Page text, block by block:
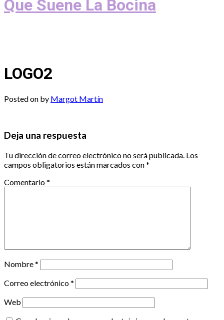
Que Suene La Bocina
LOGO2
Posted on by Margot Martín
Deja una respuesta
Tu dirección de correo electrónico no será publicada. Los
campos obligatorios están marcados con*
Comentario*
Nombre*
Correo electrónico*
Web